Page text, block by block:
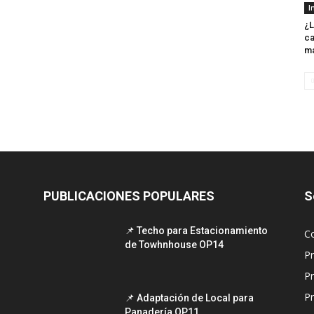
PUBLICACIONES POPULARES
📌 Techo para Estacionamiento
de Towhnhouse OP14
📌 Adaptación de Local para